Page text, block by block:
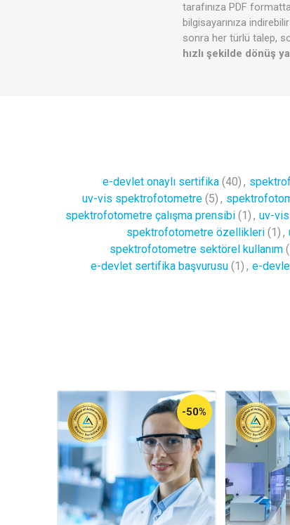
tarafınıza PDF
bilgisayarınıza
sonra her türlü talep,
hızlı şekilde dönüş
e-devlet onaylı sertifika (40) ,
uv-vis spektrofotometre (5) ,
spektrofotometre çalışma prensibi (1) , uv-vis
spektrofotometre özellikleri (1) ,
spektrofotometre sektörel kullanım
e-devlet sertifika başvurusu (1) , e-
-50%